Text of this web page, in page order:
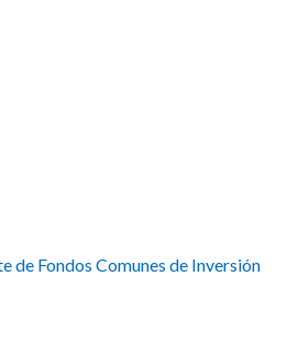
de Fondos Comunes de Inversión